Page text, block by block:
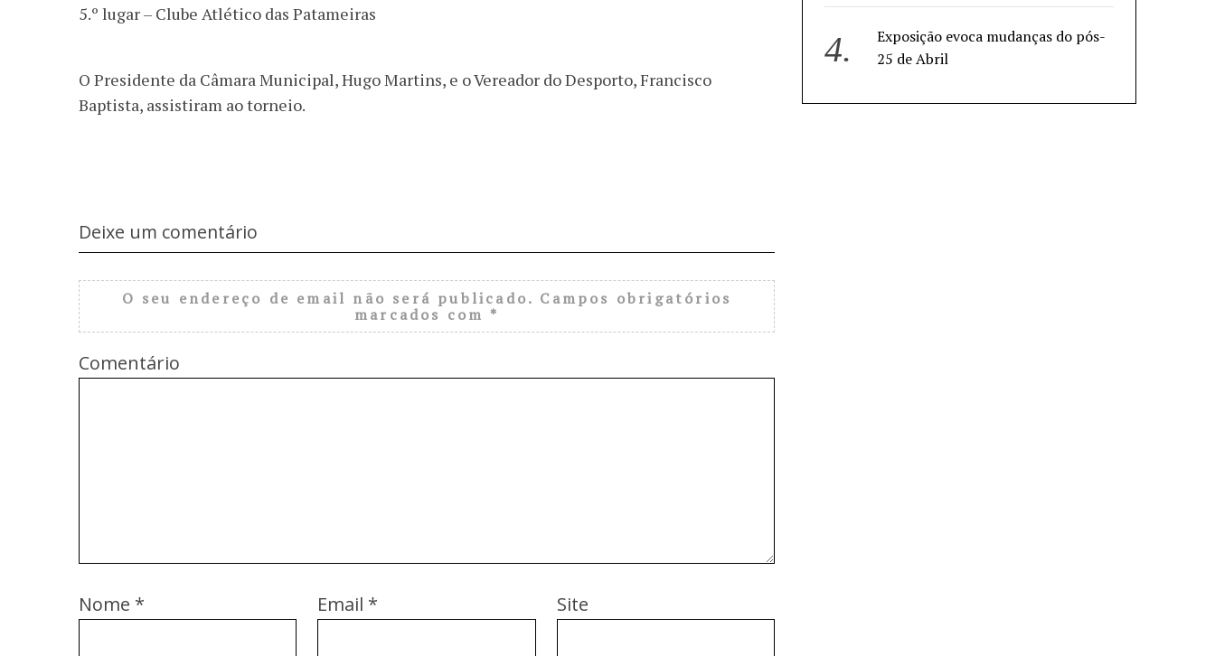
5.º lugar – Clube Atlético das Patameiras
O Presidente da Câmara Municipal, Hugo Martins, e o Vereador do Desporto, Francisco
Baptista, assistiram ao torneio.
Deixe um comentário
O seu endereço de email não será publicado. Campos obrigatórios
marcados com *
Comentário
Nome * Email * Site
Exposição evoca mudanças do pós-
25 de Abril